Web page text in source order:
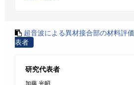
超音波による異材接合部の材料評
表者
研究代表者
加藤 光昭